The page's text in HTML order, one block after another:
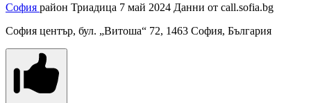
София район Триадица 7 май 2024 Данни от call.sofia.bg
София център, бул. „Витоша“ 72, 1463 София, България